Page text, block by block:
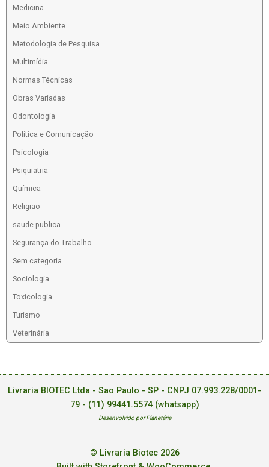
Medicina
Meio Ambiente
Metodologia de Pesquisa
Multimídia
Normas Técnicas
Obras Variadas
Odontologia
Política e Comunicação
Psicologia
Psiquiatria
Química
Religiao
saude publica
Segurança do Trabalho
Sem categoria
Sociologia
Toxicologia
Turismo
Veterinária
Livraria BIOTEC Ltda - Sao Paulo - SP - CNPJ 07.993.228/0001-
79 - (11) 99441.5574 (whatsapp)
Desenvolvido por Planetária
© Livraria Biotec 2026